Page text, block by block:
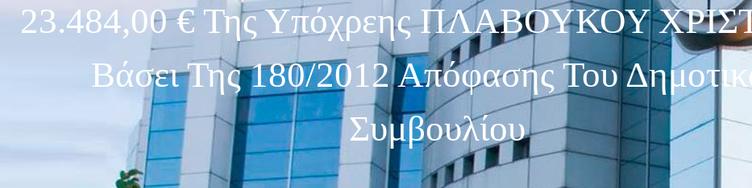
23.484,00 € Της Υπόχρεης ΠΛΑΒΟΥΚΟΥ
Βάσει Της 180/2012 Απόφασης Του
Συμβουλίου